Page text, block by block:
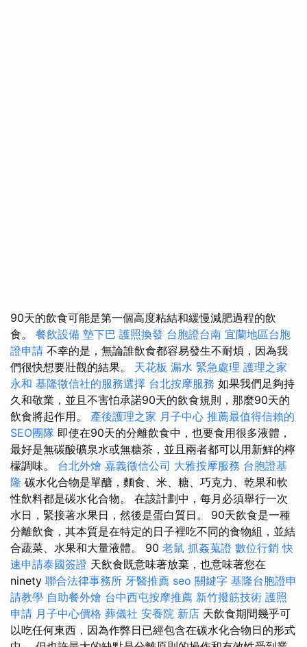
90天的飲食可能是第一個高度粘結和緩慢減肥過程的飲
食。 餐飲設備 墊下巴 護照換發 台胞證台南 宜蘭地區台胞
證申請 不幸的是，無論誰飲食都容易發生不耐煩，因為我
們很快想要壯觀的結果。 天花板 漏水 緊急處理 護理之家
永和 基隆徵信社的服務選擇 台北按摩服務 如果我們足夠持
久和敬業，並且不害怕承諾90天的飲食規則，那麼90天的
飲食將起作用。 產後護理之家 月子中心 推薦最值得信賴的
SEO團隊 即使在90天的分離飲食中，也要食用很多液體，
最好是無碳酸礦泉水或無糖茶，並且兩者都可以用新鮮的檸
檬調味。 台北外燴 嘉義徵信公司 大雅按摩服務 台胞證基
隆 碳水化合物是單醣，麵食、米、糖、巧克力、乾果和軟
性飲料都是碳水化合物。 在該計劃中，每月必須舉行一次
水日，緊接著水果日，然後是蛋白質日。 90天飲食是一種
分離飲食，其本質是在特定的日子裡吃不同的食物組，並結
合蔬菜、水果和大量液體。 90 老鼠 抓姦蒐證 數位行銷 快
速申請泰國簽證 天飲食既意味著放棄，也意味著您在
ninety 聯合法律事務所 牙醫推薦 seo 關鍵字 基隆台胞證申
請教學 自助餐外燴 台中西屯按摩推薦 新竹撥筋技術 護照
申請 月子中心價格 葬儀社 安養院 新店 天飲食期間幾乎可
以吃任何東西，因為作弊日已經包含在碳水化合物日的形式